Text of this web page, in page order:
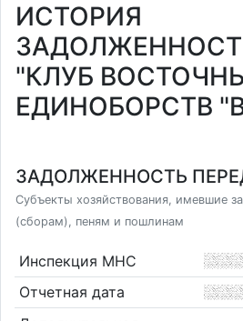
ИСТОРИЯ
"КЛУБ
ЕДИНОБОРСТВ
ЗАДОЛЖЕННОСТЬ
Субъекты хозяйствования, имевшие
(сборам), пеням и пошлинам
Инспекция МНС
Отчетная дата